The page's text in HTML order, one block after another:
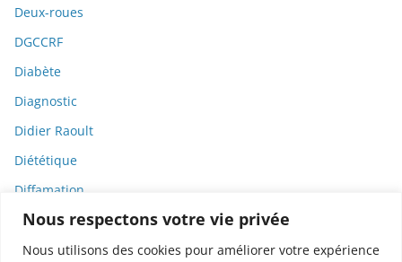
Nous respectons votre vie privée
Nous utilisons des cookies pour améliorer votre expérience
Deux-roues
DGCCRF
Diabète
Diagnostic
Didier Raoult
Diététique
Diffamation
Dignité
Diplomatie